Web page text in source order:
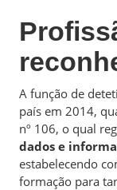
A função de
país em 2014,
nº 106, o qual
dados e
estabelecendo
formação para